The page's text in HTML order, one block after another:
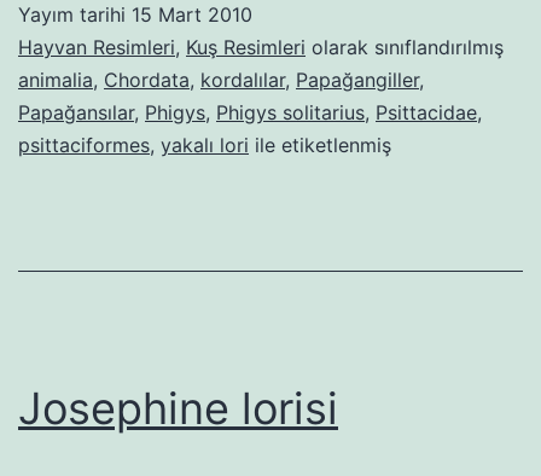
Yayım tarihi 15 Mart 2010
Hayvan Resimleri, Kuş Resimleri olarak sınıflandırılmış
animalia, Chordata, kordalılar, Papağangiller,
Papağansılar, Phigys, Phigys solitarius, Psittacidae,
psittaciformes, yakalı lori ile etiketlenmiş
Josephine lorisi